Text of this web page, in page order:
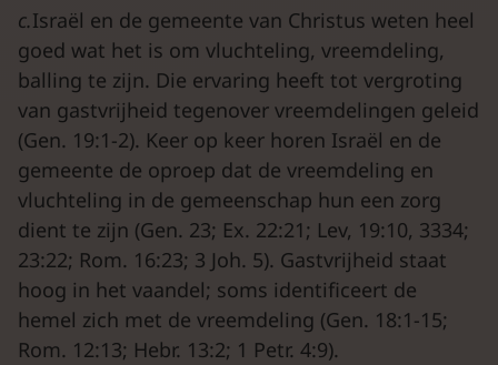
c.Israël en de gemeente van Christus weten heel
goed wat het is om vluchteling, vreemdeling,
balling te zijn. Die ervaring heeft tot vergroting
van gastvrijheid tegenover vreemdelingen geleid
(Gen. 19:1-2). Keer op keer horen Israël en de
gemeente de oproep dat de vreemdeling en
vluchteling in de gemeenschap hun een zorg
dient te zijn (Gen. 23; Ex. 22:21; Lev, 19:10, 3334;
23:22; Rom. 16:23; 3 Joh. 5). Gastvrijheid staat
hoog in het vaandel; soms identificeert de
hemel zich met de vreemdeling (Gen. 18:1-15;
Rom. 12:13; Hebr. 13:2; 1 Petr. 4:9).